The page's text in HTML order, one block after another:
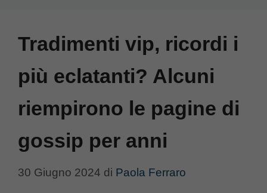
Tradimenti vip, ricordi i
più eclatanti? Alcuni
riempirono le pagine di
gossip per anni
30 Giugno 2024 di Paola Ferraro